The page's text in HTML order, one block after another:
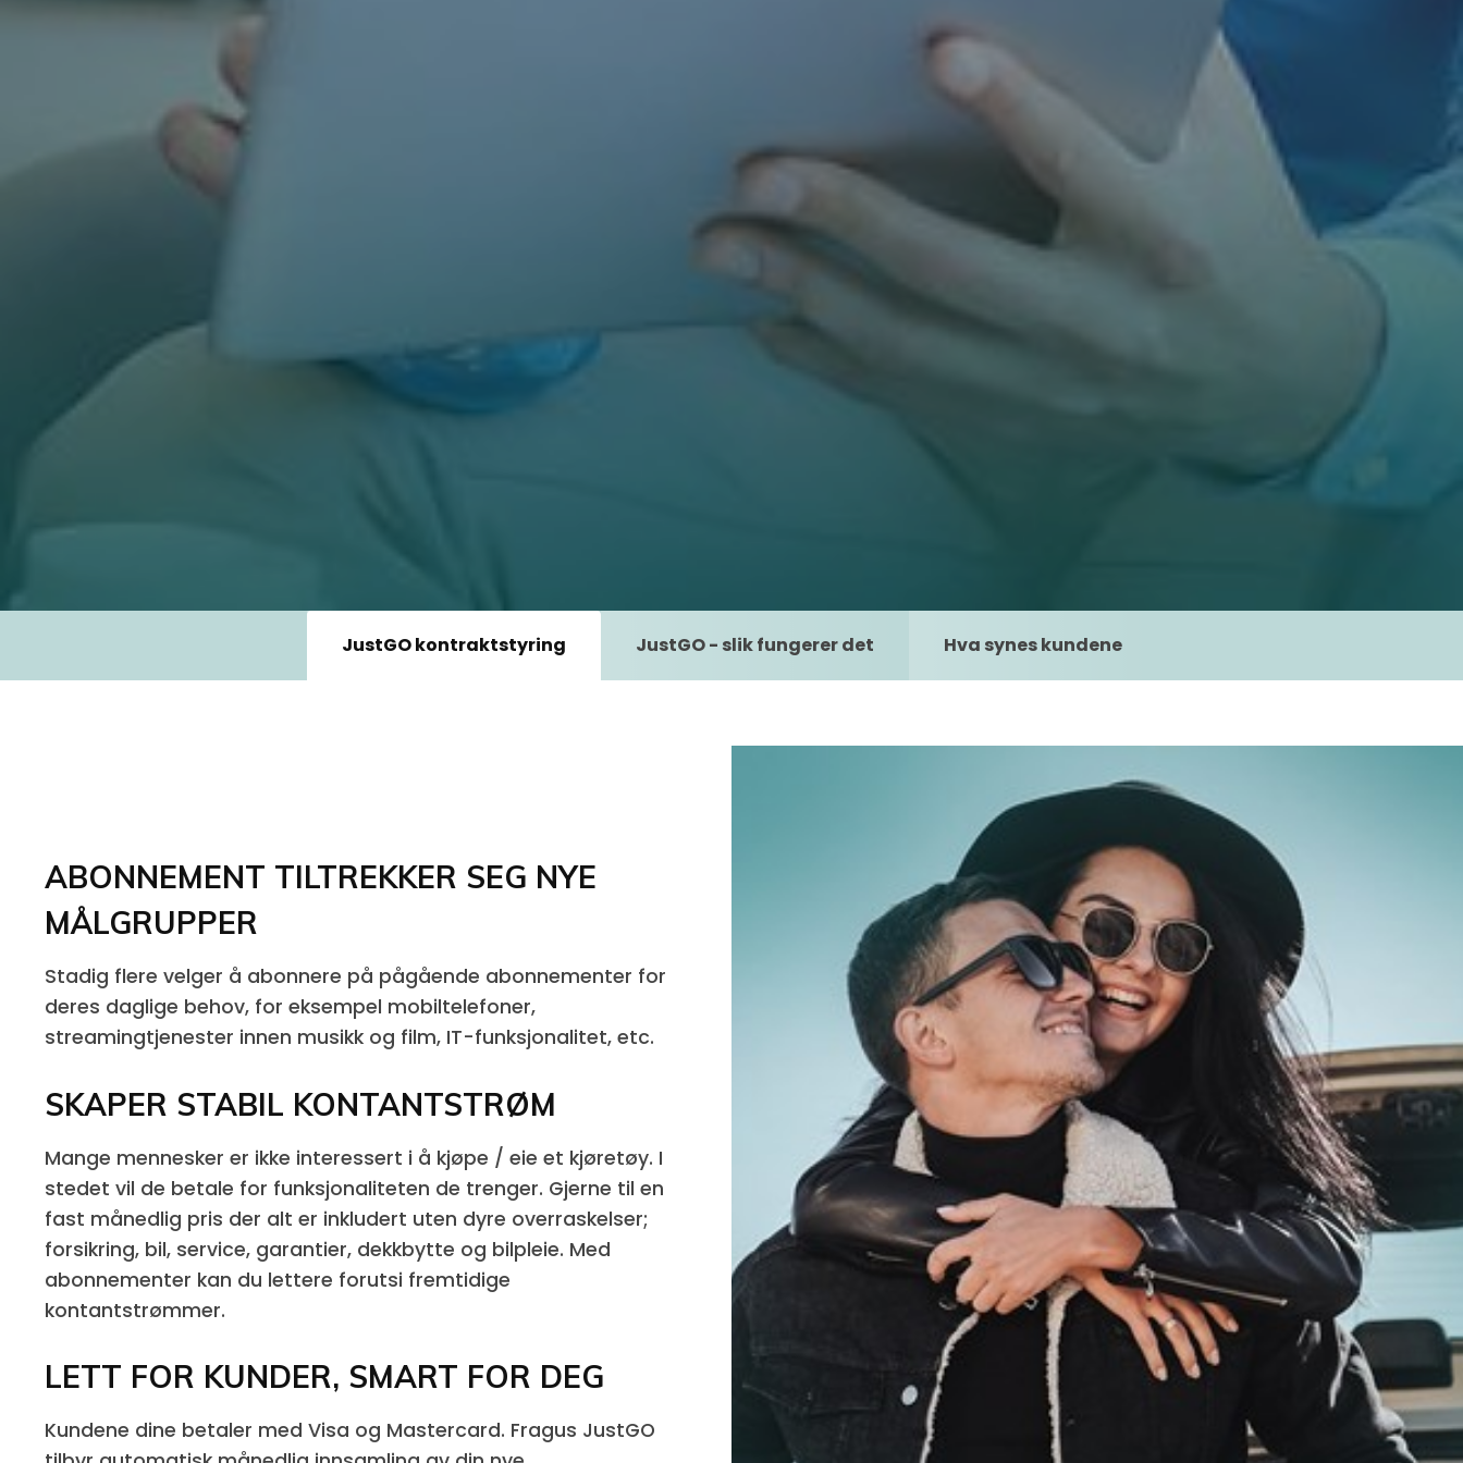
JustGO kontraktstyring JustGO - slik fungerer det Hva synes kundene
ABONNEMENT TILTREKKER SEG NYE
MÅLGRUPPER
Stadig flere velger å abonnere på pågående abonnementer for
deres daglige behov, for eksempel mobiltelefoner,
streamingtjenester innen musikk og film, IT-funksjonalitet, etc.
SKAPER STABIL KONTANTSTRØM
Mange mennesker er ikke interessert i å kjøpe / eie et kjøretøy. I
stedet vil de betale for funksjonaliteten de trenger. Gjerne til en
fast månedlig pris der alt er inkludert uten dyre overraskelser;
forsikring, bil, service, garantier, dekkbytte og bilpleie. Med
abonnementer kan du lettere forutsi fremtidige
kontantstrømmer.
LETT FOR KUNDER, SMART FOR DEG
Kundene dine betaler med Visa og Mastercard. Fragus JustGO